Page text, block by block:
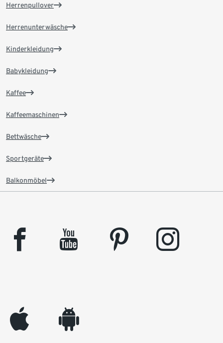
Herrenpullover
Herrenunterwäsche
Kinderkleidung
Babykleidung
Kaffee
Kaffeemaschinen
Bettwäsche
Sportgeräte
Balkonmöbel
facebook youtube pinterest instagram
appleinc android